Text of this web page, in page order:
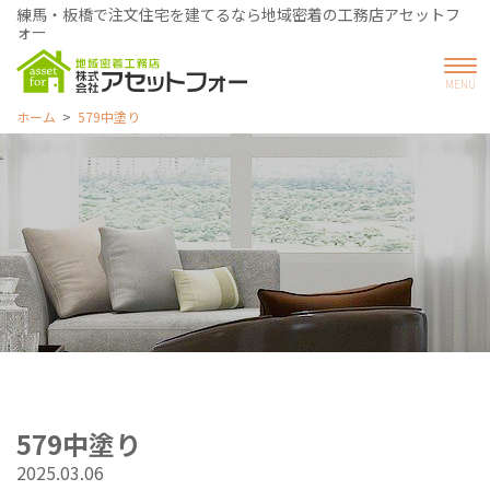
練馬・板橋で注文住宅を建てるなら地域密着の工務店アセットフ
ォー
ホーム 579中塗り
579中塗り
2025.03.06